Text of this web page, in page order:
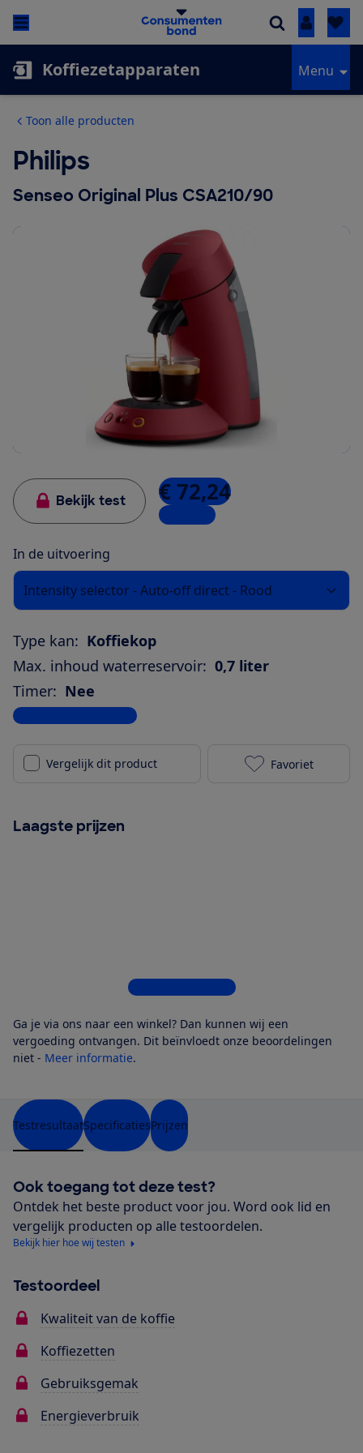
Inloggen
Koffiezetapparaten Menu
Toon alle producten
Philips
Senseo Original Plus CSA210/90
Bekijk test € 72,24
7 winkels
In de uitvoering
Intensity selector - Auto-off direct - Rood
Type kan: Koffiekop
Max. inhoud waterreservoir: 0,7 liter
Timer: Nee
Bekijk alle specificaties
Vergelijk dit product Philips
Favoriet
Laagste prijzen
Bekijk alle 7 winkels
Ga je via ons naar een winkel? Dan kunnen wij een
vergoeding ontvangen. Dit beïnvloedt onze beoordelingen
niet - Meer informatie.
TestresultaatSpecificatiesPrijzen
Ook toegang tot deze test?
Ontdek het beste product voor jou. Word ook lid en
vergelijk producten op alle testoordelen.
Bekijk hier hoe wij testen
Testoordeel
Kwaliteit van de koffie
Koffiezetten
Gebruiksgemak
Energieverbruik